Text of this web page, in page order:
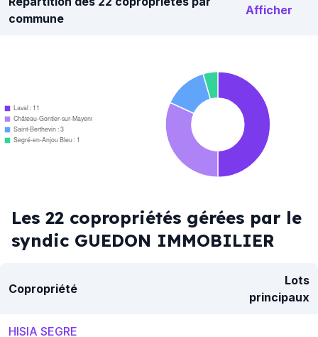
commune
Afficher
Laval : 11
Château-Gontier-sur-Mayenne : 7
Saint-Berthevin : 3
Segré-en-Anjou Bleu : 1
Les 22 copropriétés gérées par le
syndic GUEDON IMMOBILIER
Copropriété
Lots
principaux
HISIA SEGRE